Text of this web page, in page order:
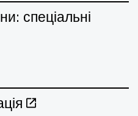
спеціальні